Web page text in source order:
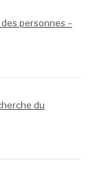
personnes –
du